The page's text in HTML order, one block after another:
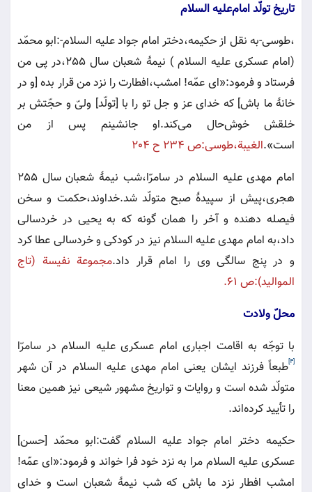
تاريخ تولّد امام‌عليه السلام
،طوسى-به نقل از حكيمه،دختر امام جواد عليه السلام-:ابو محمّد
(امام عسكرى عليه السلام ) نيمۀ شعبان سال ٢٥٥،در پى من
فرستاد و فرمود:«اى عمّه! امشب،افطارت را نزد من قرار بده [و در
خانۀ ما باش] كه خداى عز و جل تو را با [تولّد] ولىّ‌ و حجّتش بر
خلقش خوش‌حال مى‌كند.او جانشينم پس از من
است».الغيبة،طوسى:ص ٢٣٤ ح ٢٠٤
امام مهدى عليه السلام در سامرّا،شب نيمۀ شعبان سال ٢٥٥
هجرى،پيش از سپيدۀ صبح متولّد شد.خداوند،حكمت و سخن
فيصله دهنده و آخر را همان گونه كه به يحيى در خردسالى
داد،به امام مهدى عليه السلام نيز در كودكى و خردسالى عطا كرد
و در پنج سالگى وى را امام قرار داد.مجموعة نفيسة (تاج
المواليد):ص ٦١.
محلّ‌ ولادت
با توجّه به اقامت اجبارى امام عسكرى عليه السلام در سامرّا
[4]طبعاً فرزند ايشان يعنى امام مهدى عليه السلام در آن شهر
متولّد شده است و روايات و تواريخ مشهور شيعى نيز همين معنا
را تأييد كرده‌اند.
حكيمه دختر امام جواد عليه السلام گفت:ابو محمّد [حسن]
عسكرى عليه السلام مرا به نزد خود فرا خواند و فرمود:«اى عمّه!
امشب افطار نزد ما باش كه شب نيمۀ شعبان است و خداى